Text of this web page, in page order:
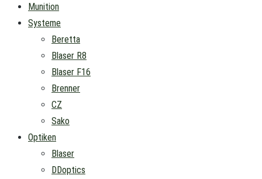
Munition
Systeme
Beretta
Blaser R8
Blaser F16
Brenner
CZ
Sako
Optiken
Blaser
DDoptics